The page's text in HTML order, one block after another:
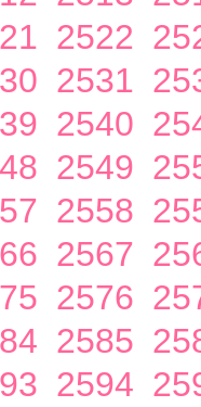
2522
2531
2540
2549
2558
2567
2576
2585
2594